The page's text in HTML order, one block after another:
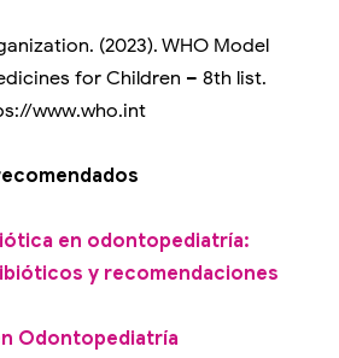
(2023). WHO Model
for Children – 8th list.
www.who.int
en odontopediatría:
y recomendaciones
Odontopediatría